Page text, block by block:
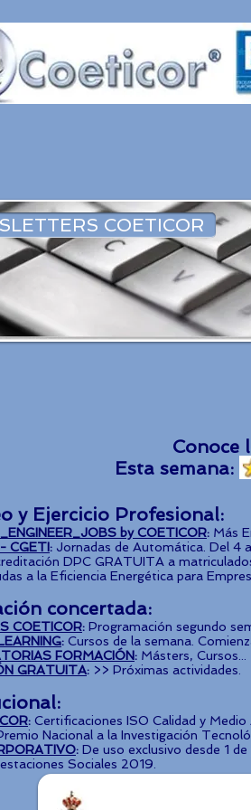
COETICOR
Conoce
Esta
y Ejercicio Profesional:
by COETICOR: Más
CGETI: Jornadas de Automática. Del 4
DPC GRATUITA a
a la Eficiencia Energética para
concertada:
COETICOR: Programación segundo
: Cursos de la semana.
FORMACIÓN: Másters, Cursos...
GRATUITA: >> Próximas actividades.
: Certificaciones ISO Calidad y Medio
Nacional a la Investigación
: De uso exclusivo desde 1 de
Sociales 2019.